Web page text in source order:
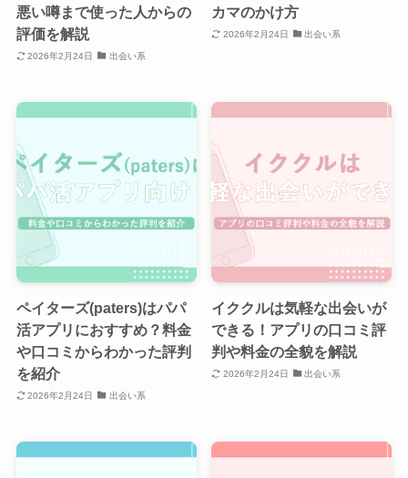
悪い噂まで使った人からの
評価を解説
2026年2月24日 出会い系
カマのかけ方
2026年2月24日 出会い系
ペイターズ(paters)はパパ
活アプリにおすすめ？料金
や口コミからわかった評判
を紹介
2026年2月24日 出会い系
イククルは気軽な出会いが
できる！アプリの口コミ評
判や料金の全貌を解説
2026年2月24日 出会い系